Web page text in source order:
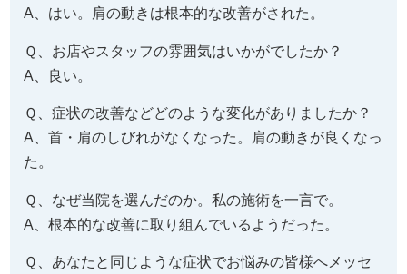
A、はい。肩の動きは根本的な改善がされた。
Ｑ、お店やスタッフの雰囲気はいかがでしたか？
A、良い。
Ｑ、症状の改善などどのような変化がありましたか？
A、首・肩のしびれがなくなった。肩の動きが良くなっ
た。
Ｑ、なぜ当院を選んだのか。私の施術を一言で。
A、根本的な改善に取り組んでいるようだった。
Ｑ、あなたと同じような症状でお悩みの皆様へメッセ